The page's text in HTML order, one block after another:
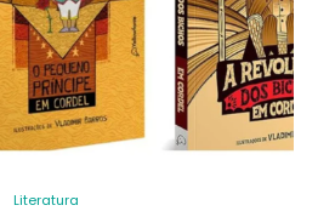
Literatura